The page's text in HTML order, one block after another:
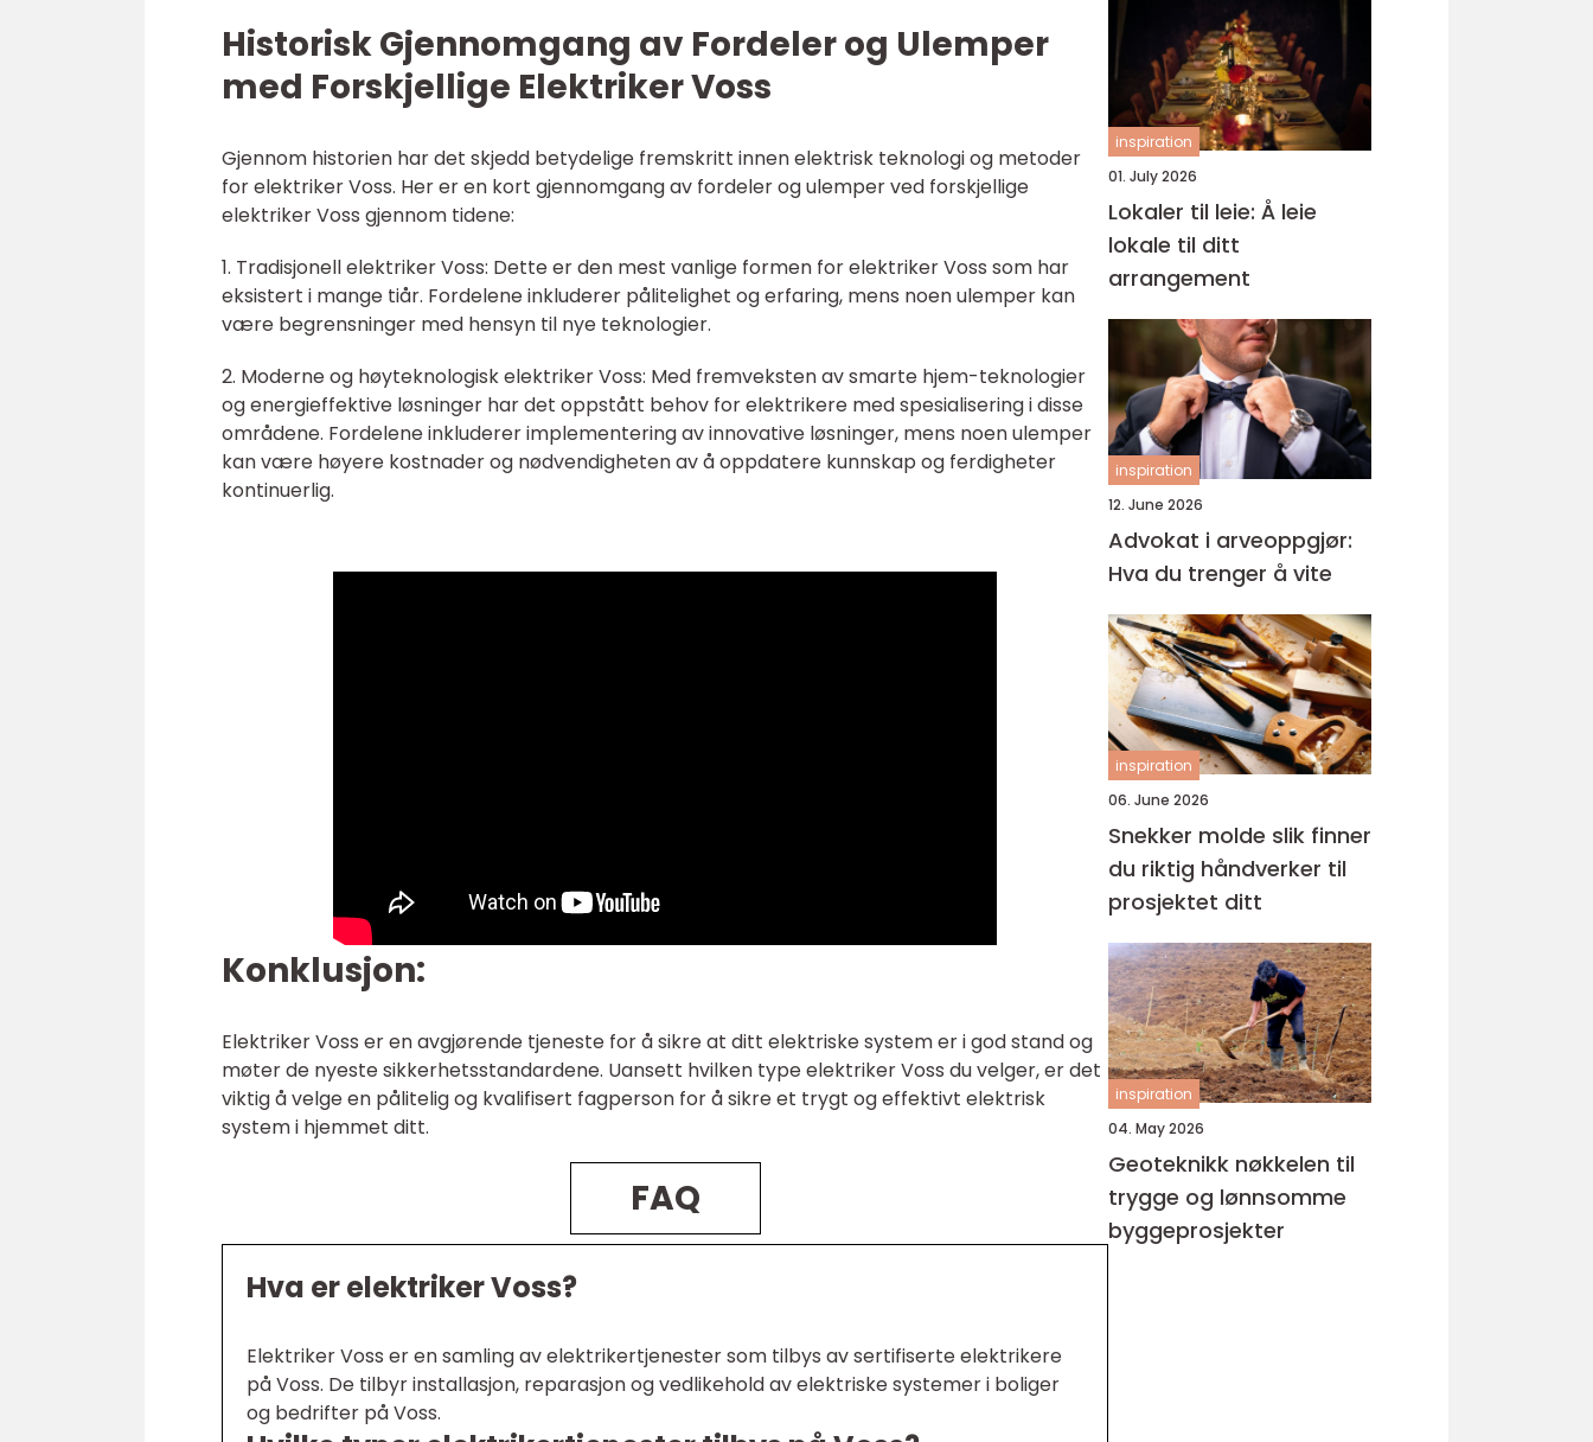
Historisk Gjennomgang av Fordeler og Ulemper
med Forskjellige Elektriker Voss
Gjennom historien har det skjedd betydelige fremskritt innen elektrisk teknologi og metoder
for elektriker Voss. Her er en kort gjennomgang av fordeler og ulemper ved forskjellige
elektriker Voss gjennom tidene:
1. Tradisjonell elektriker Voss: Dette er den mest vanlige formen for elektriker Voss som har
eksistert i mange tiår. Fordelene inkluderer pålitelighet og erfaring, mens noen ulemper kan
være begrensninger med hensyn til nye teknologier.
2. Moderne og høyteknologisk elektriker Voss: Med fremveksten av smarte hjem-teknologier
og energieffektive løsninger har det oppstått behov for elektrikere med spesialisering i disse
områdene. Fordelene inkluderer implementering av innovative løsninger, mens noen ulemper
kan være høyere kostnader og nødvendigheten av å oppdatere kunnskap og ferdigheter
kontinuerlig.
Konklusjon:
Elektriker Voss er en avgjørende tjeneste for å sikre at ditt elektriske system er i god stand og
møter de nyeste sikkerhetsstandardene. Uansett hvilken type elektriker Voss du velger, er det
viktig å velge en pålitelig og kvalifisert fagperson for å sikre et trygt og effektivt elektrisk
system i hjemmet ditt.
FAQ
Hva er elektriker Voss?
Elektriker Voss er en samling av elektrikertjenester som tilbys av sertifiserte elektrikere
på Voss. De tilbyr installasjon, reparasjon og vedlikehold av elektriske systemer i boliger
og bedrifter på Voss.
inspiration
01. July 2026
Lokaler til leie: Å leie
lokale til ditt
arrangement
inspiration
12. June 2026
Advokat i arveoppgjør:
Hva du trenger å vite
inspiration
06. June 2026
Snekker molde slik finner
du riktig håndverker til
prosjektet ditt
inspiration
04. May 2026
Geoteknikk nøkkelen til
trygge og lønnsomme
byggeprosjekter